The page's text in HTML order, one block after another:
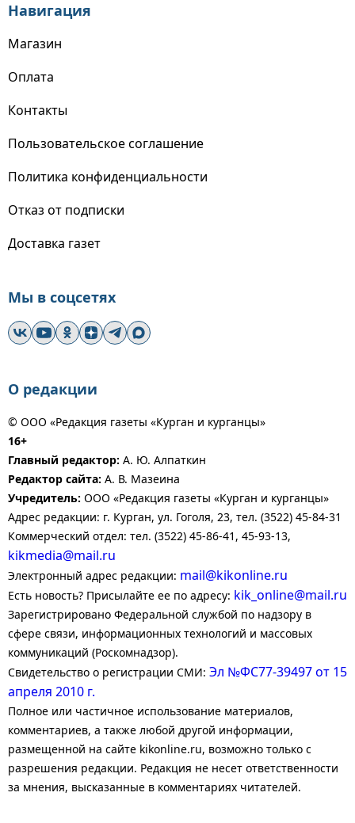
Навигация
Магазин
Оплата
Контакты
Пользовательское соглашение
Политика конфиденциальности
Отказ от подписки
Доставка газет
Мы в соцсетях
О редакции
© ООО «Редакция газеты «Курган и курганцы»
16+
Главный редактор: А. Ю. Алпаткин
Редактор сайта: А. В. Мазеина
Учредитель: ООО «Редакция газеты «Курган и курганцы»
Адрес редакции: г. Курган, ул. Гоголя, 23, тел. (3522) 45-84-31
Коммерческий отдел: тел. (3522) 45-86-41, 45-93-13,
kikmedia@mail.ru
Электронный адрес редакции: mail@kikonline.ru
Есть новость? Присылайте ее по адресу: kik_online@mail.ru
Зарегистрировано Федеральной службой по надзору в
сфере связи, информационных технологий и массовых
коммуникаций (Роскомнадзор).
Свидетельство о регистрации СМИ: Эл №ФС77-39497 от 15
апреля 2010 г.
Полное или частичное использование материалов,
комментариев, а также любой другой информации,
размещенной на сайте kikonline.ru, возможно только с
разрешения редакции. Редакция не несет ответственности
за мнения, высказанные в комментариях читателей.